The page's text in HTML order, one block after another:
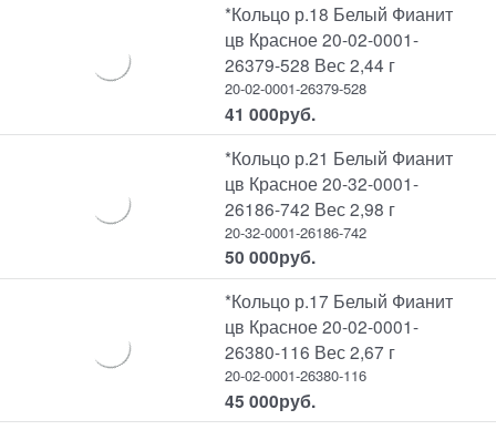
*Кольцо р.18 Белый Фианит
цв Красное 20-02-0001-
26379-528 Вес 2,44 г
20-02-0001-26379-528
41 000руб.
*Кольцо р.21 Белый Фианит
цв Красное 20-32-0001-
26186-742 Вес 2,98 г
20-32-0001-26186-742
50 000руб.
*Кольцо р.17 Белый Фианит
цв Красное 20-02-0001-
26380-116 Вес 2,67 г
20-02-0001-26380-116
45 000руб.